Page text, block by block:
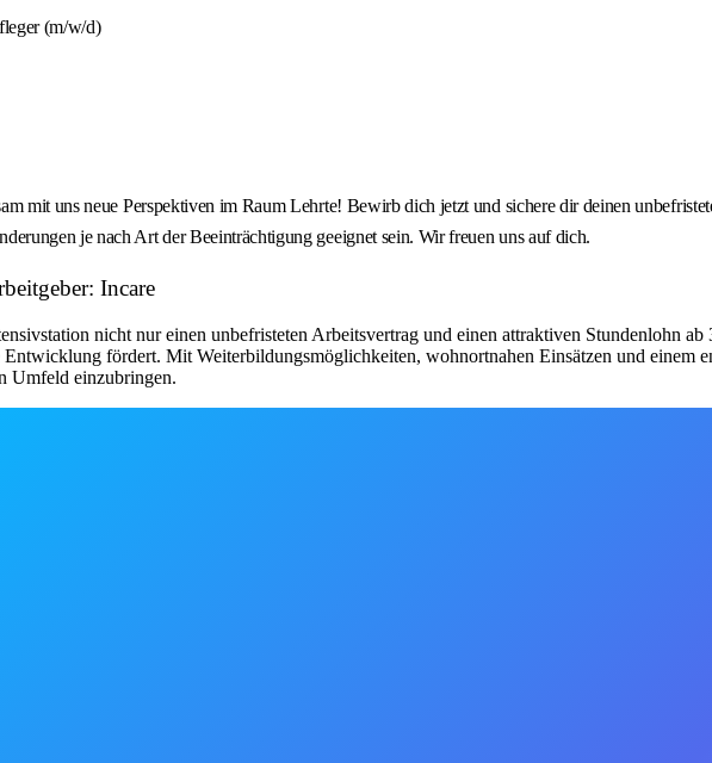
(m/w/d)
mit uns neue Perspektiven im Raum Lehrte! Bewirb dich jetzt und sichere dir deinen
je nach Art der Beeinträchtigung geeignet sein. Wir freuen uns auf dich.
Incare
nicht nur einen unbefristeten Arbeitsvertrag und einen attraktiven Stundenlohn
fördert. Mit Weiterbildungsmöglichkeiten, wohnortnahen Einsätzen und einem
Umfeld einzubringen.